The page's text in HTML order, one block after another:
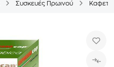
Συσκευές Πρωινού